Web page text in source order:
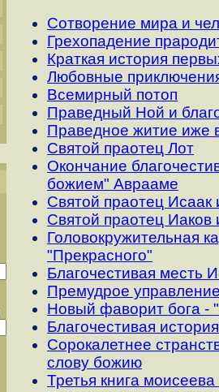
Сотворение мира и
Грехопадение
Краткая история
Любовные
Всемирный потоп
Праведный Ной и
Праведное житие иже
Святой праотец Лот
Окончание
божием" Аврааме
Святой праотец
Святой праотец Иаков
Головокружительная
"Прекрасного"
Благочестивая месть
Премудрое
Новый фаворит бога -
Благочестивая
Сорокалетнее
слову божию
Третья книга